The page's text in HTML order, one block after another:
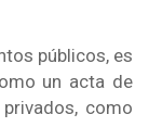
públicos, es
un acta de
como